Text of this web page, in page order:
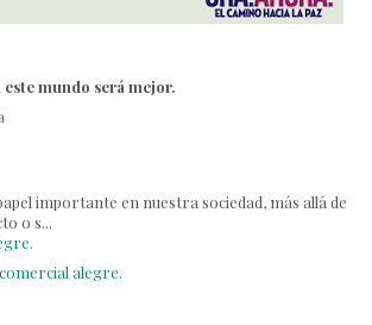
mundo será mejor.
importante en nuestra sociedad, más allá de
o s...
alegre.